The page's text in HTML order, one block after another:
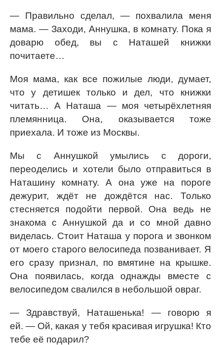
— Правильно сделал, — похвалила меня
мама. — Заходи, Аннушка, в комнату. Пока я
доварю обед, вы с Наташей книжки
почитаете…
Моя мама, как все пожилые люди, думает,
что у детишек только и дел, что книжки
читать… А Наташа — моя четырёхлетняя
племянница. Она, оказывается тоже
приехала. И тоже из Москвы.
Мы с Аннушкой умылись с дороги,
переоделись и хотели было отправиться в
Наташину комнату. А она уже на пороге
дежурит, ждёт не дождётся нас. Только
стесняется подойти первой. Она ведь не
знакома с Аннушкой да и со мной давно
виделась. Стоит Наташа у порога и звонком
от моего старого велосипеда позванивает. Я
его сразу признал, по вмятине на крышке.
Она появилась, когда однажды вместе с
велосипедом свалился в небольшой овраг.
— Здравствуй, Наташенька! — говорю я
ей. — Ой, какая у тебя красивая игрушка! Кто
тебе её подарил?